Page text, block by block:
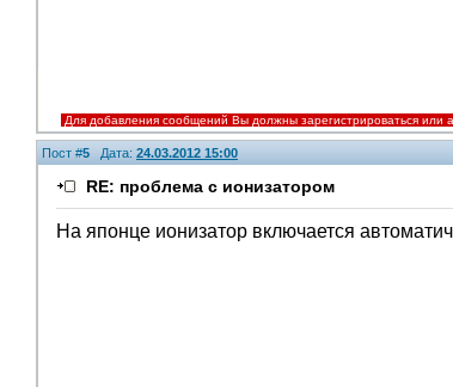
Для добавления сообщений Вы должны зарегистрироваться или
Пост #5 Дата: 24.03.2012 15:00
RE: проблема с ионизатором
На японце ионизатор включается